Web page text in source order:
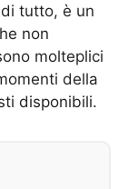
tutto, è un
non
molteplici
della
disponibili.